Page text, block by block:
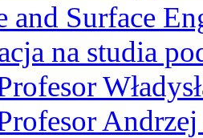
and Surface
na studia